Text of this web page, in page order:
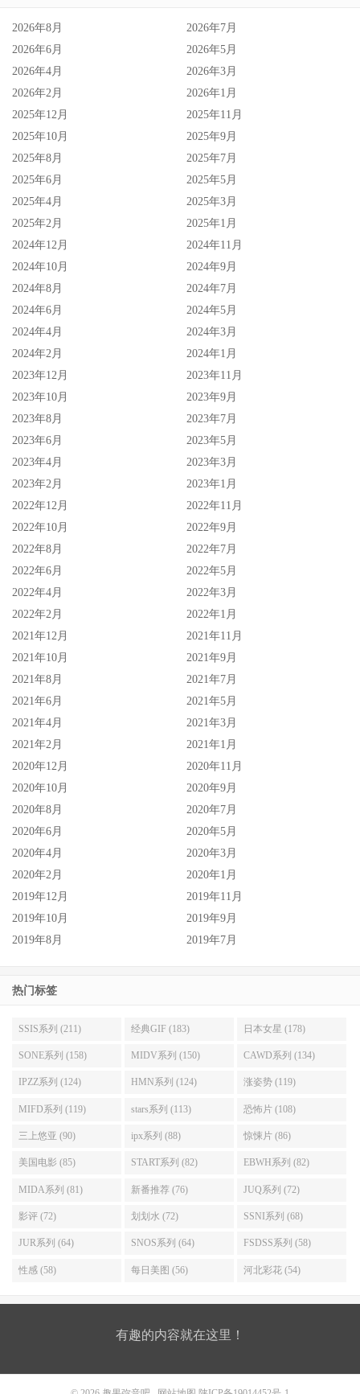
所以ゆーりまん(yuriman)会比较辛苦一点，要改变这一行的
生态需要勇者，但披荆斩棘的过程是很辛苦的，如果能因为
的，如果不行，那就赶快找新东家帮忙吧。
2026年8月
2026年7月
2026年6月
2026年5月
2026年4月
2026年3月
2026年2月
2026年1月
2025年12月
2025年11月
2025年10月
2025年9月
2025年8月
2025年7月
2025年6月
2025年5月
2025年4月
2025年3月
2025年2月
2025年1月
2024年12月
2024年11月
2024年10月
2024年9月
2024年8月
2024年7月
2024年6月
2024年5月
2024年4月
2024年3月
2024年2月
2024年1月
2023年12月
2023年11月
2023年10月
2023年9月
2023年8月
2023年7月
2023年6月
2023年5月
2023年4月
2023年3月
2023年2月
2023年1月
2022年12月
2022年11月
2022年10月
2022年9月
2022年8月
2022年7月
2022年6月
2022年5月
2022年4月
2022年3月
2022年2月
2022年1月
2021年12月
2021年11月
2021年10月
2021年9月
2021年8月
2021年7月
2021年6月
2021年5月
2021年4月
2021年3月
2021年2月
2021年1月
2020年12月
2020年11月
2020年10月
2020年9月
2020年8月
2020年7月
2020年6月
2020年5月
2020年4月
2020年3月
2020年2月
2020年1月
2019年12月
2019年11月
2019年10月
2019年9月
2019年8月
2019年7月
热门标签
SSIS系列 (211) 经典GIF (183) 日本女星 (178)
SONE系列 (158) MIDV系列 (150) CAWD系列 (134)
IPZZ系列 (124) HMN系列 (124) 涨姿势 (119)
MIFD系列 (119) stars系列 (113) 恐怖片 (108)
三上悠亚 (90) ipx系列 (88) 惊悚片 (86)
美国电影 (85) START系列 (82) EBWH系列 (82)
MIDA系列 (81) 新番推荐 (76) JUQ系列 (72)
影评 (72) 划划水 (72) SSNI系列 (68)
JUR系列 (64) SNOS系列 (64) FSDSS系列 (58)
性感 (58) 每日美图 (56) 河北彩花 (54)
有趣的内容就在这里！